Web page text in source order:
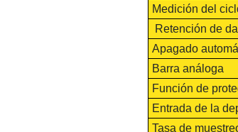
Medición del
Retención de
Apagado
Barra análoga
Función de
Entrada de la
Tasa de